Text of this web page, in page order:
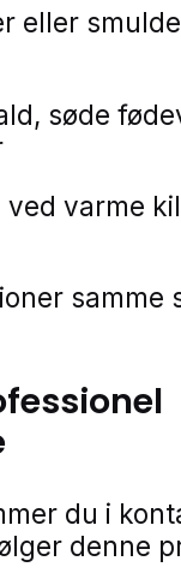
eller
søde
varme
samme
du i
denne